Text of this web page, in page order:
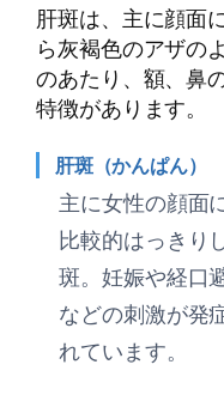
肝斑は、主に顔面
ら灰褐色のアザの
のあたり、額、鼻
特徴があります。
肝斑（かんぱん）
主に女性の顔面
比較的はっきり
斑。妊娠や経口
などの刺激が発
れています。